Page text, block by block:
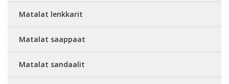
Matalat lenkkarit
Matalat saappaat
Matalat sandaalit